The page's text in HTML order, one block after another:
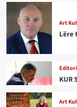
Art
Lëre
KUR
Art